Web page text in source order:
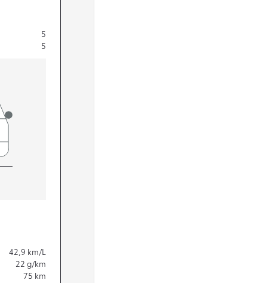
5
5
42,9 km/L
22 g/km
75 km